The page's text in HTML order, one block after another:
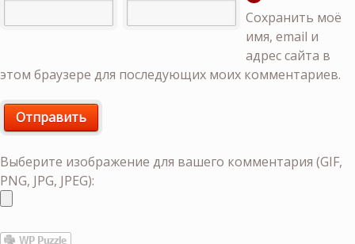
Сохранить моё
имя, email и
адрес сайта в
этом браузере для последующих моих комментариев.
Выберите изображение для вашего комментария (GIF,
PNG, JPG, JPEG):